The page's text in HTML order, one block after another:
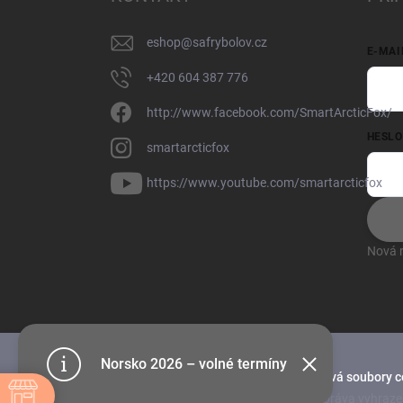
Tento web používá
Norsko 2026 – volné termíny
eshop@safrybolov.cz
+420 604 387 776
http://www.facebook.com/SmartArcticFox/
smartarcticfox
https://www.youtube.com/smartarcticfox
E-
HESLO
Nová
. Všechna práva